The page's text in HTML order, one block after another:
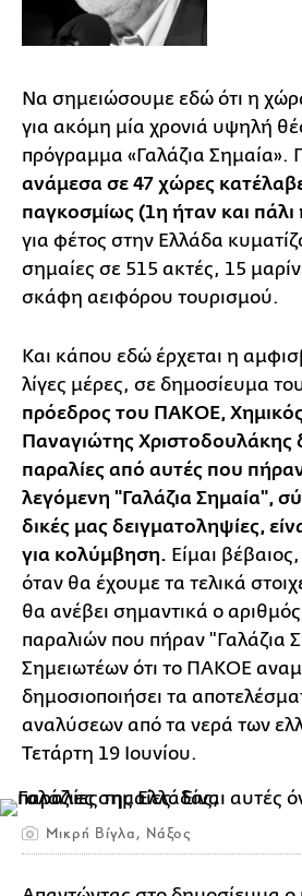
Να σημειώσουμε εδώ ότι η
για ακόμη μία χρονιά υψηλή
πρόγραμμα «Γαλάζια Σημαία».
ανάμεσα σε 47 χώρες
παγκοσμίως (1η ήταν και πάλι
για φέτος στην Ελλάδα
σημαίες σε 515 ακτές, 15
σκάφη αειφόρου τουρισμού.
Και κάπου εδώ έρχεται η
λίγες μέρες, σε δημοσίευμα
πρόεδρος του ΠΑΚΟΕ,
Παναγιώτης Χριστοδουλάκης
παραλίες από αυτές που
λεγόμενη "Γαλάζια Σημαία",
δικές μας δειγματοληψίες,
για κολύμβηση. Είμαι
όταν θα έχουμε τα τελικά
θα ανέβει σημαντικά ο
παραλιών που πήραν "Γαλάζια
Σημειωτέων ότι το ΠΑΚΟΕ
δημοσιοποιήσει τα
αναλύσεων από τα νερά των
Τετάρτη 19 Ιουνίου.
Μικρή Βίγλα, Νάξος